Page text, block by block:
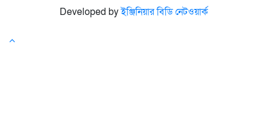
Developed byইঞ্জিনিয়ার বিডি নেটওয়ার্ক